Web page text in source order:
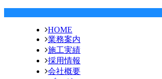
HOME
業務案内
施工実績
採用情報
会社概要